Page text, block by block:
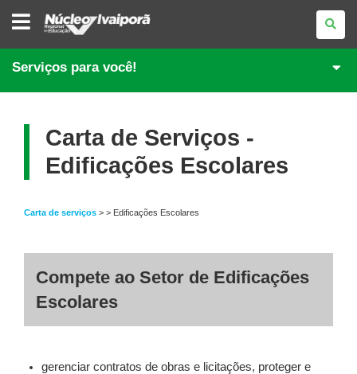
NÚCLEO
REGIONAL
EDUCAÇÃO
DE
IVAIPORÃ
Serviços para você!
Carta de Serviços -
Edificações Escolares
Carta de serviços > > Edificações Escolares
Compete ao Setor de Edificações
Escolares
gerenciar contratos de obras e licitações, proteger e